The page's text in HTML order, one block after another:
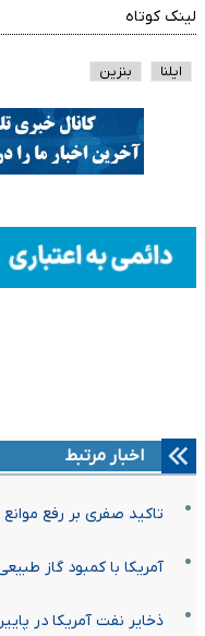
لینک کوتاه
ایلنا بنزین
اخبار مرتبط
تاکید صفری بر رفع
آمریکا با کمبود گاز
ذخایر نفت آمریکا در